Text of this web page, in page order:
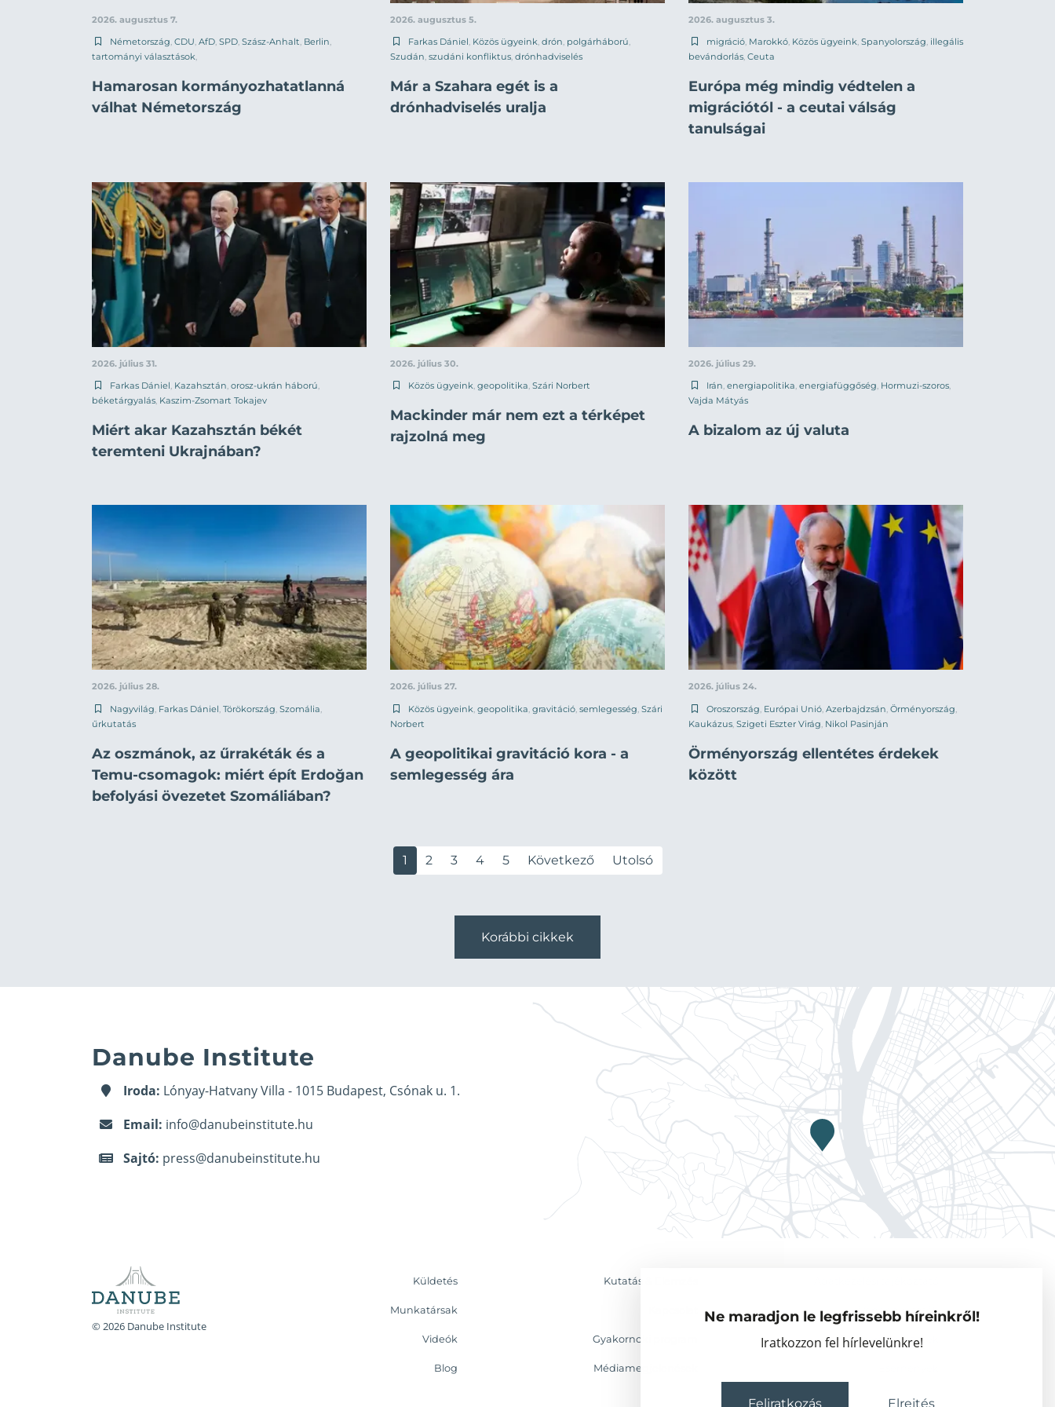
Ne maradjon le legfrissebb híreinkről!
Iratkozzon fel hírlevelünkre!
Feliratkozás Elrejtés
2026. augusztus 7.
Németország CDU AfD SPD Szász-Anhalt Berlin
tartományi választások
Hamarosan kormányozhatatlanná
válhat Németország
2026. augusztus 5.
Farkas Dániel Közös ügyeink drón polgárháború
Szudán szudáni konfliktus drónhadviselés
Már a Szahara egét is a
drónhadviselés uralja
2026. augusztus 3.
migráció Marokkó Közös ügyeink Spanyolország illegális
bevándorlás Ceuta
Európa még mindig védtelen a
migrációtól - a ceutai válság
tanulságai
2026. július 31.
Farkas Dániel, Kazahsztán, orosz-ukrán háború,
béketárgyalás, Kaszim-Zsomart Tokajev
Miért akar Kazahsztán békét
teremteni Ukrajnában?
2026. július 30.
Közös ügyeink, geopolitika, Szári Norbert
Mackinder már nem ezt a térképet
rajzolná meg
2026. július 29.
Irán, energiapolitika, energiafüggőség, Hormuzi-szoros,
Vajda Mátyás
A bizalom az új valuta
2026. július 28.
Nagyvilág Farkas Dániel Törökország Szomália
űrkutatás
Az oszmánok, az űrrakéták és a
Temu-csomagok: miért épít Erdoğan
befolyási övezetet Szomáliában?
2026. július 27.
Közös ügyeink geopolitika gravitáció semlegesség Szári
Norbert
A geopolitikai gravitáció kora - a
semlegesség ára
2026. július 24.
Oroszország Európai Unió Azerbajdzsán Örményország
Kaukázus Szigeti Eszter Virág Nikol Pasinján
Örményország ellentétes érdekek
között
1 2 3 4 5 Következő Utolsó
Korábbi cikkek
Danube Institute
Iroda: Lónyay-Hatvany Villa - 1015 Budapest, Csónak u. 1.
Email: info@danubeinstitute.hu
Sajtó: press@danubeinstitute.hu
© 2026 Danube Institute
Küldetés Kutatás & Elemzés
Munkatársak Vendégkutatók
Videók Gyakornoki program Partnerszervezetek
Blog Médiamegjelenések